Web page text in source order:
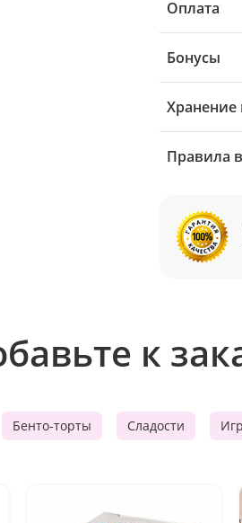
Оплата
Бонусы
Хранение
Правила
к
Бенто-торты Сладости